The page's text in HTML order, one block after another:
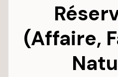
(Affaire,